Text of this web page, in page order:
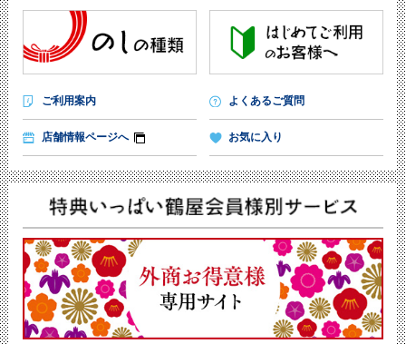
ご利用案内 よくあるご質問
店舗情報ページへ お気に入り